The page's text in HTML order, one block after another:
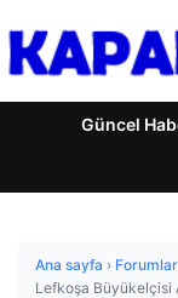
Güncel
Ana sayfa › Forumlar
Lefkoşa Büyükelçisi